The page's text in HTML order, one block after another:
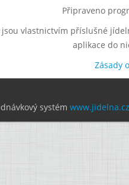
Připraveno
vlastnictvím příslušné
aplikace do
Zásady
systém www.jidelna.cz